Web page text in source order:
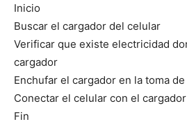
Inicio
Buscar el cargador del celular
Verificar que existe electricidad
cargador
Enchufar el cargador en la toma
Conectar el celular con el cargador
Fin